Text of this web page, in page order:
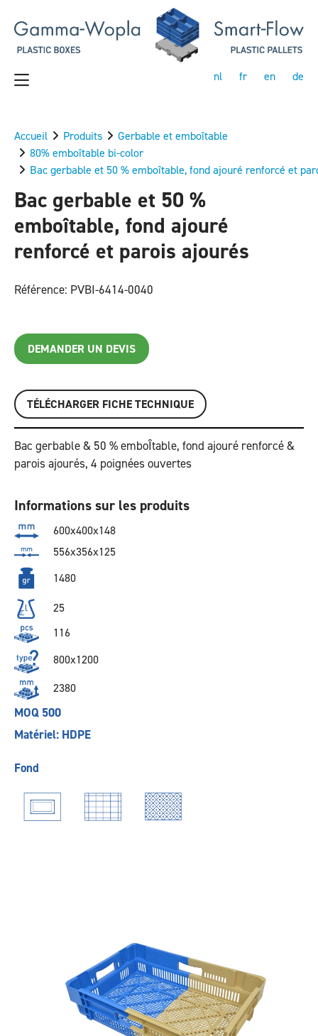
nl fr en de
Accueil Produits
Gerbable et emboîtable
80% emboîtable bi-color
Bac gerbable et 50 % emboîtable, fond ajouré renforcé et
Bac gerbable et 50 %
emboîtable, fond ajouré
renforcé et parois ajourés
Référence: PVBI-6414-0040
DEMANDER UN DEVIS
TÉLÉCHARGER FICHE TECHNIQUE
Bac gerbable & 50 % emboÎtable, fond ajouré renforcé &
parois ajourés, 4 poignées ouvertes
Informations sur les produits
600x400x148
556x356x125
1480
25
116
800x1200
2380
MOQ 500
Matériel: HDPE
Fond